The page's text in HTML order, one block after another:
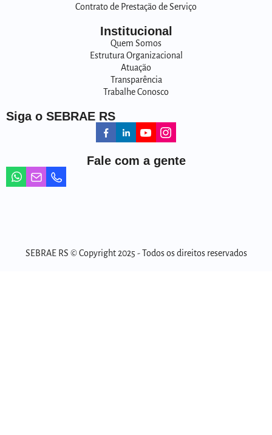
Contrato de Prestação de Serviço
Institucional
Quem Somos
Estrutura Organizacional
Atuação
Transparência
Trabalhe Conosco
Siga o SEBRAE RS
Fale com a gente
SEBRAE RS © Copyright 2025 - Todos os direitos reservados